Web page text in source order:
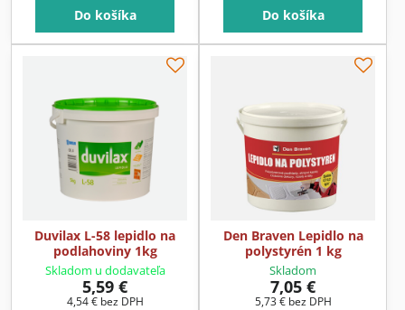
Do košíka Do košíka
Duvilax L-58 lepidlo na
podlahoviny 1kg
Skladom u dodavateľa
5,59 €
4,54 € bez DPH
Den Braven Lepidlo na
polystyrén 1 kg
Skladom
7,05 €
5,73 € bez DPH